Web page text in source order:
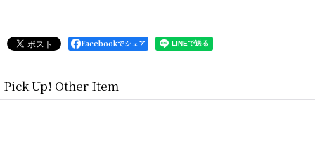
Facebookでシェア
Pick Up! Other Item